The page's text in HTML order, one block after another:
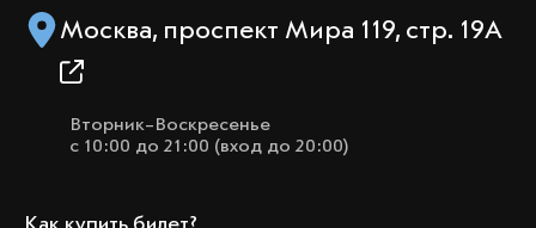
Москва, проспект Мира 119, стр. 19А
Вторник–Воскресенье
с 10:00 до 21:00 (вход до 20:00)